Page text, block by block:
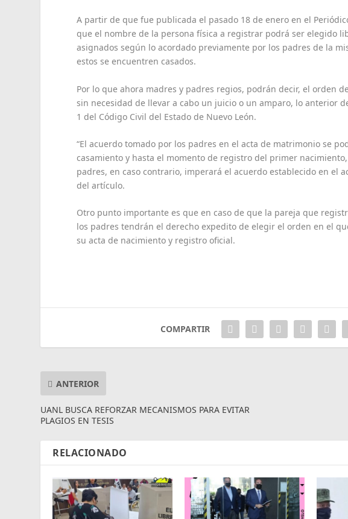
A partir de que fue publicada el pasado 18 de enero en el
que el nombre de la persona física a registrar podrá ser elegido
asignados según lo acordado previamente por los padres de la
estos se encuentren casados.
Por lo que ahora madres y padres regios, podrán decir, el orden
sin necesidad de llevar a cabo un juicio o un amparo, lo anterior
1 del Código Civil del Estado de Nuevo León.
“El acuerdo tomado por los padres en el acta de matrimonio se
casamiento y hasta el momento de registro del primer
padres, en caso contrario, imperará el acuerdo establecido en el
del artículo.
Otro punto importante es que en caso de que la pareja que
los padres tendrán el derecho expedito de elegir el orden en el
su acta de nacimiento y registro oficial.
COMPARTIR
ANTERIOR
UANL BUSCA REFORZAR MECANISMOS PARA EVITAR
PLAGIOS EN TESIS
RELACIONADO